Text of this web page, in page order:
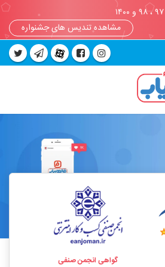
مشاهده تندیس های جشنواره
گواهی انجمن صنفی